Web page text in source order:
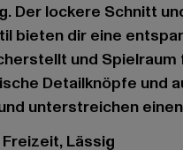
Der lockere Schnitt
bieten dir eine
und Spielraum
Detailknöpfe und
unterstreichen
Lässig